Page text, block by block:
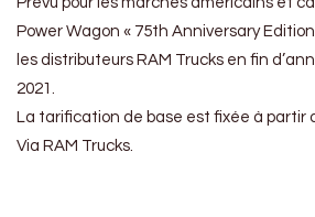
Power Wagon « 75th Anniversary
les distributeurs RAM Trucks en fin
2021.
La tarification de base est fixée à partir
Via RAM Trucks.